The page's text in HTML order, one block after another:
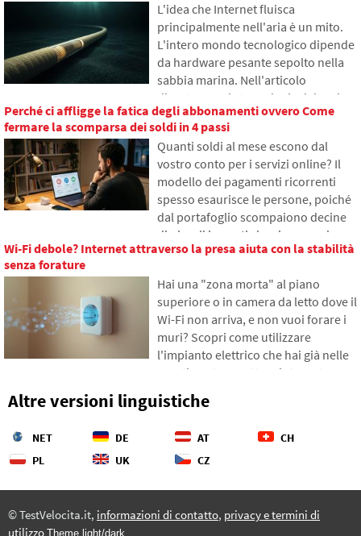
Nell'articolo esploreremo come
funziona l'eredità digitale, perché i
sopravvissuti possono avere
problemi con i dati e come mettere
ordine nelle tracce online già oggi.
L'idea che Internet fluisca
principalmente nell'aria è un mito.
L'intero mondo tecnologico dipende
da hardware pesante sepolto nella
sabbia marina. Nell'articolo
discuteremo la tecnologia dei cavi
sottomarini. Scoprirai come
funzionano le fibre ottiche, cosa
comporta la loro posa dalle navi e
come gli abissi degli oceani sono
diventati un campo di battaglia
geopolitico.
Perché ci affligge la fatica degli abbonamenti ovvero Come
fermare la scomparsa dei soldi in 4 passi
Quanti soldi al mese escono dal
vostro conto per i servizi online? Il
modello dei pagamenti ricorrenti
spesso esaurisce le persone, poiché
dal portafoglio scompaiono decine
di piccoli importi che si accumulano
gradualmente in somme
basiamo su dati freschi del 2026,
mostreremo il divario abissale tra le
nostre stime e la realtà, e offriremo
quattro passi concreti per tenere
meglio sotto controllo le proprie
Wi-Fi debole? Internet attraverso la presa aiuta con la stabilità
senza forature
Hai una "zona morta" al piano
superiore o in camera da letto dove il
Wi-Fi non arriva, e non vuoi forare i
muri? Scopri come utilizzare
l'impianto elettrico che hai già nelle
pareti per trasmettere internet
Nell'articolo ti mostreremo come
powerline, perché riesce a gestire lo
streaming 4K e i giochi, e a cosa fare
Altre versioni linguistiche
NET DE AT
CH
PL
UK CZ
© TestVelocita.it, informazioni di contatto, privacy e termini di
utilizzo Theme light/dark